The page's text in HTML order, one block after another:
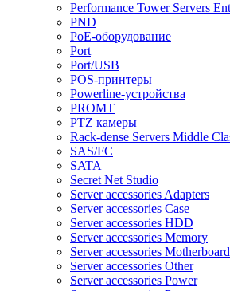
Performance Tower Servers
PND
PoE-оборудование
Port
Port/USB
POS-принтеры
Powerline-устройства
PROMT
PTZ камеры
Rack-dense Servers Middle
SAS/FC
SATA
Secret Net Studio
Server accessories Adapters
Server accessories Case
Server accessories HDD
Server accessories Memory
Server accessories
Server accessories Other
Server accessories Power